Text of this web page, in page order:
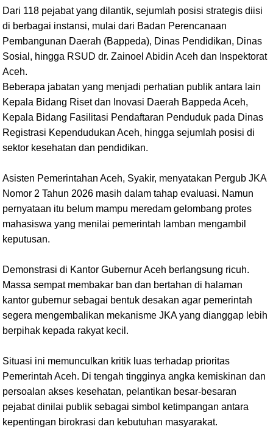
Dari 118 pejabat yang dilantik, sejumlah posisi strategis diisi
di berbagai instansi, mulai dari Badan Perencanaan
Pembangunan Daerah (Bappeda), Dinas Pendidikan, Dinas
Sosial, hingga RSUD dr. Zainoel Abidin Aceh dan Inspektorat
Aceh.
Beberapa jabatan yang menjadi perhatian publik antara lain
Kepala Bidang Riset dan Inovasi Daerah Bappeda Aceh,
Kepala Bidang Fasilitasi Pendaftaran Penduduk pada Dinas
Registrasi Kependudukan Aceh, hingga sejumlah posisi di
sektor kesehatan dan pendidikan.
Asisten Pemerintahan Aceh, Syakir, menyatakan Pergub JKA
Nomor 2 Tahun 2026 masih dalam tahap evaluasi. Namun
pernyataan itu belum mampu meredam gelombang protes
mahasiswa yang menilai pemerintah lamban mengambil
keputusan.
Demonstrasi di Kantor Gubernur Aceh berlangsung ricuh.
Massa sempat membakar ban dan bertahan di halaman
kantor gubernur sebagai bentuk desakan agar pemerintah
segera mengembalikan mekanisme JKA yang dianggap lebih
berpihak kepada rakyat kecil.
Situasi ini memunculkan kritik luas terhadap prioritas
Pemerintah Aceh. Di tengah tingginya angka kemiskinan dan
persoalan akses kesehatan, pelantikan besar-besaran
pejabat dinilai publik sebagai simbol ketimpangan antara
kepentingan birokrasi dan kebutuhan masyarakat.